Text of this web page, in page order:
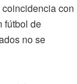
con
fútbol de
no se